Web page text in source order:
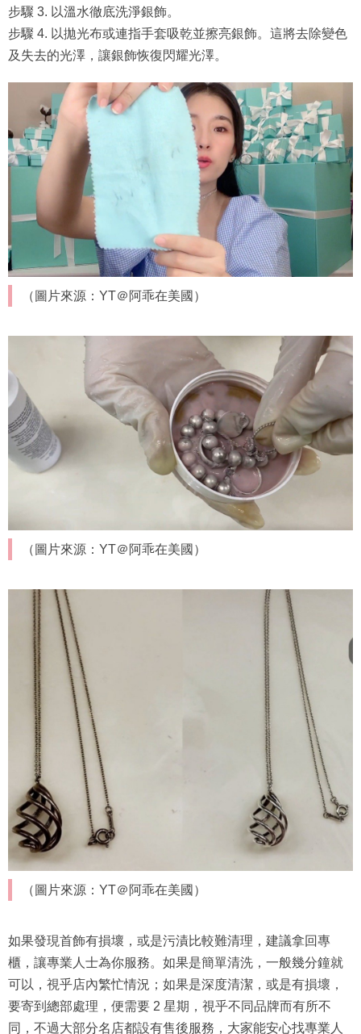
步驟 3. 以溫水徹底洗淨銀飾。
步驟 4. 以拋光布或連指手套吸乾並擦亮銀飾。這將去除變色
及失去的光澤，讓銀飾恢復閃耀光澤。
（圖片來源：YT＠阿乖在美國）
（圖片來源：YT＠阿乖在美國）
（圖片來源：YT＠阿乖在美國）
如果發現首飾有損壞，或是污漬比較難清理，建議拿回專
櫃，讓專業人士為你服務。如果是簡單清洗，一般幾分鐘就
可以，視乎店內繁忙情況；如果是深度清潔，或是有損壞，
要寄到總部處理，便需要 2 星期，視乎不同品牌而有所不
同，不過大部分名店都設有售後服務，大家能安心找專業人